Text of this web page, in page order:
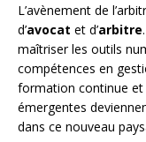
L’avènement de
d’avocat et d’arbitre
maîtriser les outils
compétences en
formation continue et
émergentes
dans ce nouveau